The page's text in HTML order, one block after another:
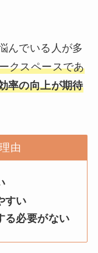
んでいる人が多
クスペースであ
率の向上が期待
由
すい
る必要がない